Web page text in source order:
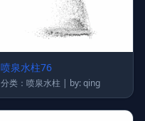
喷泉水柱76
分类：喷泉水柱 | by: qing